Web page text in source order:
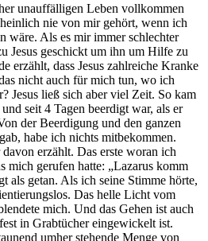
unauffälligen Leben vollkommen
nie von mir gehört, wenn ich
wäre. Als es mir immer schlechter
Jesus geschickt um ihn um Hilfe zu
erzählt, dass Jesus zahlreiche Kranke
nicht auch für mich tun, wo ich
Jesus ließ sich aber viel Zeit. So kam
seit 4 Tagen beerdigt war, als er
der Beerdigung und den ganzen
habe ich nichts mitbekommen.
erzählt. Das erste woran ich
mich gerufen hatte: „Lazarus komm
als getan. Als ich seine Stimme hörte,
Das helle Licht vom
mich. Und das Gehen ist auch
in Grabtücher eingewickelt ist.
umher stehende Menge von